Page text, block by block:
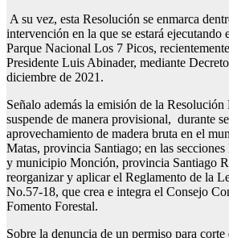
A su vez, esta Resolución se enmarca
intervención en la que se estará
Parque Nacional Los 7 Picos,
Presidente Luis Abinader, mediante
diciembre de 2021.
Señalo además la emisión de la
suspende de manera provisional, durante
aprovechamiento de madera bruta en el
Matas, provincia Santiago; en las
y municipio Monción, provincia Santiago
reorganizar y aplicar el Reglamento de la
No.57-18, que crea e integra el Consejo
Fomento Forestal.
Sobre la denuncia de un permiso para corte